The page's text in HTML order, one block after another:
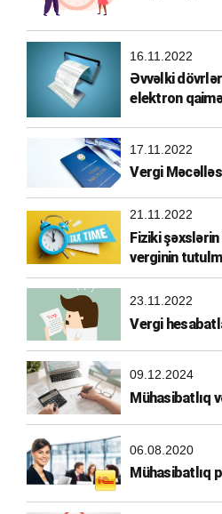
16.11.2022
Əvvəlki
elektron
17.11.2022
Vergi
21.11.2022
Fiziki
verginin
23.11.2022
Vergi
09.12.2024
Mühasibatlıq
06.08.2020
Mühasibatlıq